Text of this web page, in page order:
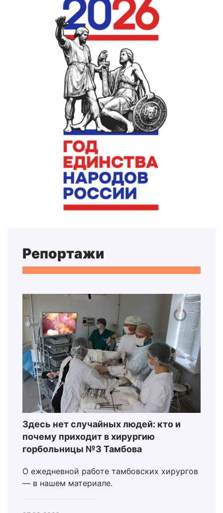
Репортажи
Здесь нет случайных людей: кто и
почему приходит в хирургию
горбольницы №3 Тамбова
О ежедневной работе тамбовских хирургов
— в нашем материале.